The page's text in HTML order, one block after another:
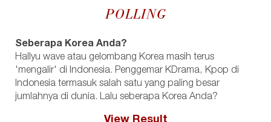
POLLING
Seberapa Korea Anda?
Hallyu wave atau gelombang Korea masih terus
'mengalir' di Indonesia. Penggemar KDrama, Kpop di
Indonesia termasuk salah satu yang paling besar
jumlahnya di dunia. Lalu seberapa Korea Anda?